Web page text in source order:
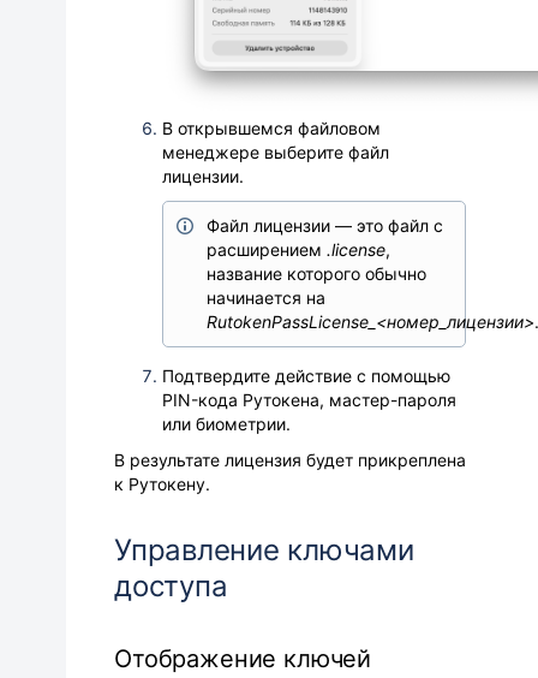
В открывшемся файловом
менеджере выберите файл
лицензии.
Файл лицензии — это файл с
расширением .license,
название которого обычно
начинается на
RutokenPassLicense_<номер_лицензии>.
Подтвердите действие с помощью
PIN-кода Рутокена, мастер-пароля
или биометрии.
В результате лицензия будет прикреплена
к Рутокену.
Управление ключами
доступа
Отображение ключей